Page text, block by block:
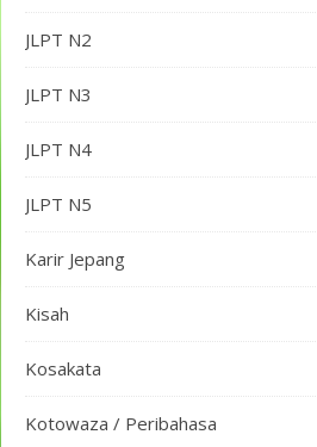
JLPT N2
JLPT N3
JLPT N4
JLPT N5
Karir Jepang
Kisah
Kosakata
Kotowaza / Peribahasa